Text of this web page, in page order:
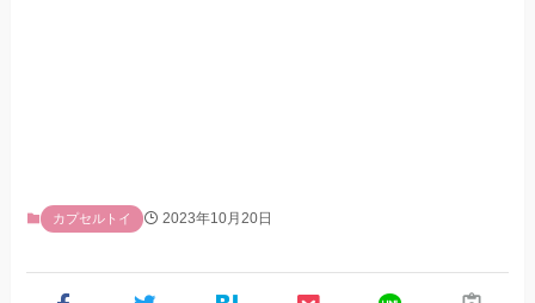
カプセルトイ 2023年10月20日